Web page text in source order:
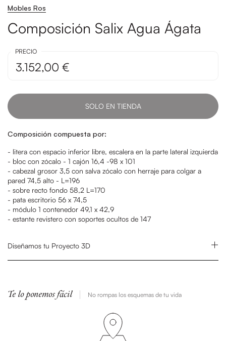
Mobles Ros
Composición Salix Agua Ágata
PRECIO
3.152,00 €
SOLO EN TIENDA
Composición compuesta por:
- litera con espacio inferior libre, escalera en la parte lateral izquierda
- bloc con zócalo - 1 cajón 16,4 -98 x 101
- cabezal grosor 3,5 con salva zócalo con herraje para colgar a
pared 74,5 alto - L=196
- sobre recto fondo 58,2 L=170
- pata escritorio 56 x 74,5
- módulo 1 contenedor 49,1 x 42,9
- estante revistero con soportes ocultos de 147
Diseñamos tu Proyecto 3D
Te lo ponemos fácil No rompas los esquemas de tu vida